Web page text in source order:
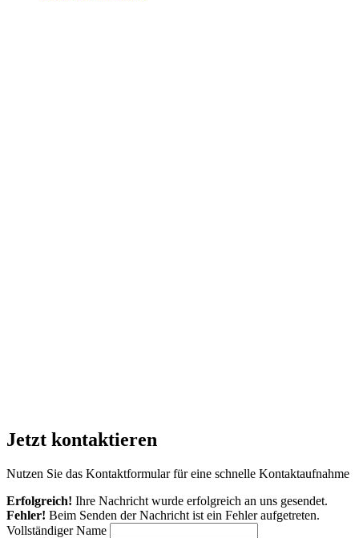
Jetzt kontaktieren
Nutzen Sie das Kontaktformular für eine schnelle Kontaktaufnahme
Erfolgreich! Ihre Nachricht wurde erfolgreich an uns gesendet.
Fehler! Beim Senden der Nachricht ist ein Fehler aufgetreten.
Vollständiger Name